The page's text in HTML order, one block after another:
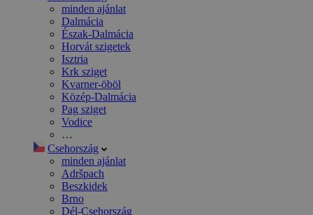
minden ajánlat
Dalmácia
Észak-Dalmácia
Horvát szigetek
Isztria
Krk sziget
Kvarner-öböl
Közép-Dalmácia
Pag sziget
Vodice
…
Csehország
minden ajánlat
Adršpach
Beszkidek
Brno
Dél-Csehország